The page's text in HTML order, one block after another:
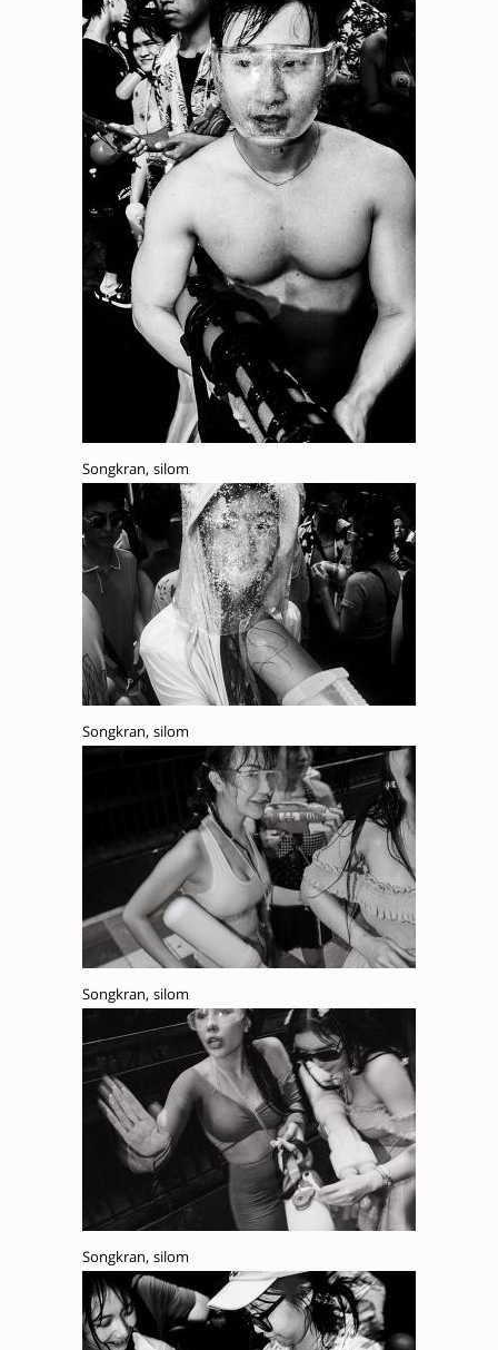
Songkran, silom
Songkran, silom
Songkran, silom
Songkran, silom